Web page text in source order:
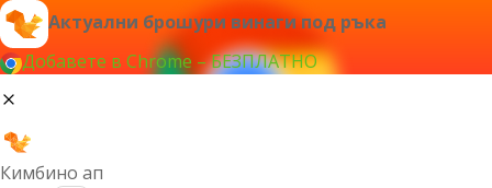
Актуални брошури винаги под ръка
Добавете в Chrome – БЕЗПЛАТНО
Кимбино ап